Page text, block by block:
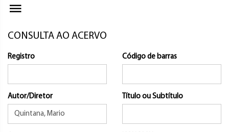
CONSULTA AO ACERVO
Registro Código de barras
Autor/Diretor Título ou Subtítulo